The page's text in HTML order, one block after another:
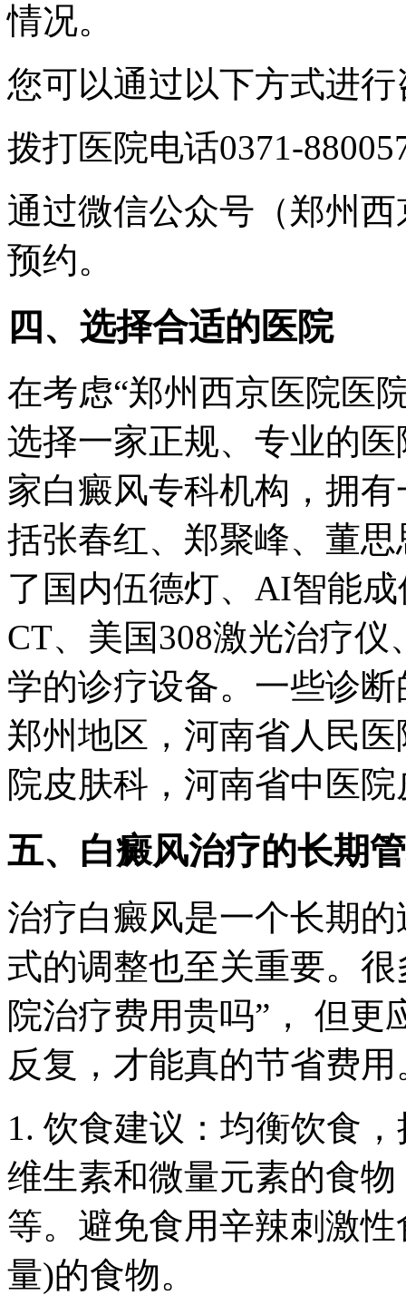
情况。
您可以通过以下方式进
拨打医院电话0371-
通过微信公众号（郑州
预约。
四、选择合适的医院
在考虑“郑州西京医院医
选择一家正规、专业的
家白癜风专科机构，拥
括张春红、郑聚峰、董
了国内伍德灯、AI智能
CT、美国308激光治疗
学的诊疗设备。一些诊
郑州地区，河南省人民
院皮肤科，河南省中医
五、白癜风治疗的长期
治疗白癜风是一个长期
式的调整也至关重要。
院治疗费用贵吗”， 但
反复，才能真的节省费用
1. 饮食建议：均衡饮食
维生素和微量元素的食
等。避免食用辛辣刺激
量)的食物。